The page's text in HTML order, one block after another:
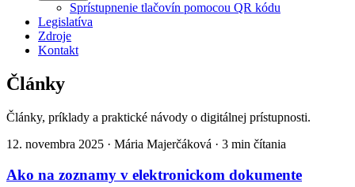
Sprístupnenie tlačovín pomocou QR kódu
Legislatíva
Zdroje
Kontakt
Články
Články, príklady a praktické návody o digitálnej prístupnosti.
12. novembra 2025 · Mária Majerčáková · 3 min čítania
Ako na zoznamy v elektronickom dokumente